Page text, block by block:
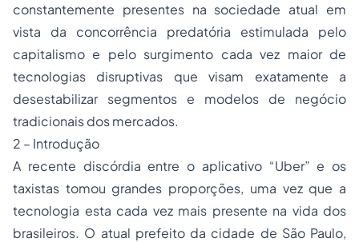
constantemente presentes na sociedade atual em
vista da concorrência predatória estimulada pelo
capitalismo e pelo surgimento cada vez maior de
tecnologias disruptivas que visam exatamente a
desestabilizar segmentos e modelos de negócio
tradicionais dos mercados.
2 – Introdução
A recente discórdia entre o aplicativo “Uber” e os
taxistas tomou grandes proporções, uma vez que a
tecnologia esta cada vez mais presente na vida dos
brasileiros. O atual prefeito da cidade de São Paulo,